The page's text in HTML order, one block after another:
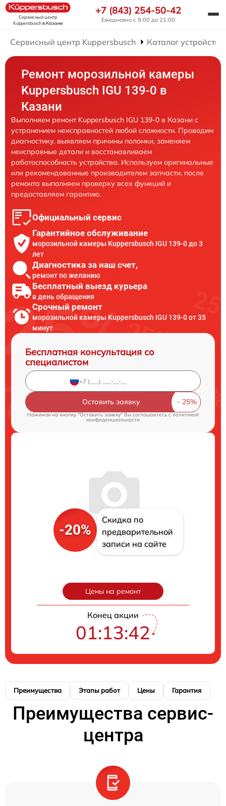
Сервисный центр
Kuppersbuschв Казани
+7 (843) 254-50-42
Ежедневно с 9:00 до 21:00
Сервисный центр Kuppersbusch Каталог устройств
Ремонт морозильной камеры
Kuppersbusch IGU 139-0 в
Казани
Выполняем ремонт Kuppersbusch IGU 139-0 в Казани с
устранением неисправностей любой сложности. Проводим
диагностику, выявляем причины поломки, заменяем
неисправные детали и восстанавливаем
работоспособность устройства. Используем оригинальные
или рекомендованные производителем запчасти, после
ремонта выполняем проверку всех функций и
предоставляем гарантию.
Официальный сервис
Гарантийное обслуживание
морозильной камеры Kuppersbusch IGU 139-0 до 3
лет
Диагностика за наш счет,
ремонт по желанию
Бесплатный выезд курьера
в день обращения
Срочный ремонт
морозильной камеры Kuppersbusch IGU 139-0 от 35
минут
Бесплатная консультация со
специалистом
Оставить заявку
Нажимая на кнопку "Оставить заявку" Вы соглашаетесь c политикой
конфиденциальности
-20%
Скидка по
предварительной
записи на сайте
Цены на ремонт
Конец акции
01:13:41
Преимущества Этапы работ Цены Гарантия
Преимущества сервис-
центра